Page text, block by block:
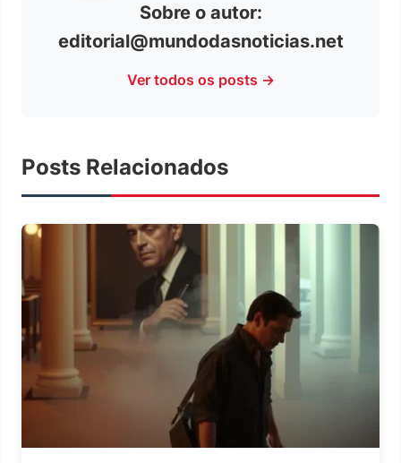
Sobre o autor:
editorial@mundodasnoticias.net
Ver todos os posts →
Posts Relacionados